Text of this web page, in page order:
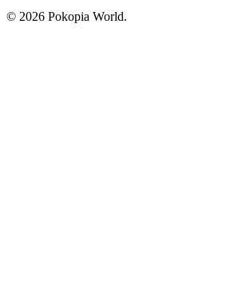
© 2026 Pokopia World.